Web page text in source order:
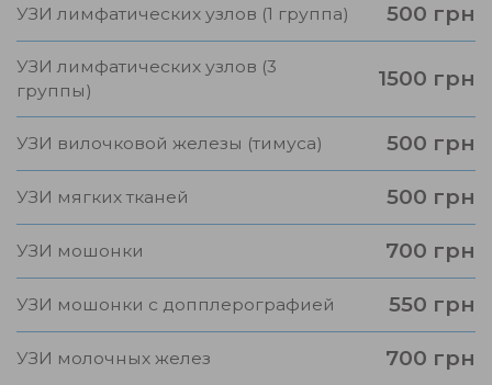
УЗИ лимфатических узлов (1 группа) 500 грн
УЗИ лимфатических узлов (3
группы)
1500 грн
УЗИ вилочковой железы (тимуса) 500 грн
УЗИ мягких тканей 500 грн
УЗИ мошонки 700 грн
УЗИ мошонки с допплерографией 550 грн
УЗИ молочных желез 700 грн